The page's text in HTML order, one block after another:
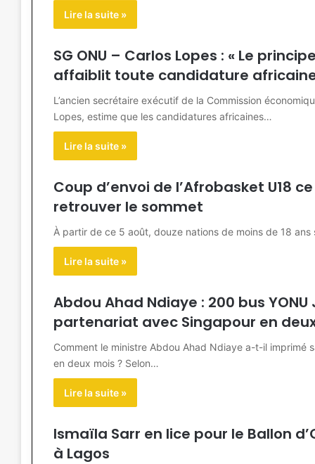
Lire la suite »
SG ONU – Carlos Lopes : « Le
affaiblit toute candidature
L’ancien secrétaire exécutif de la Commission
Lopes, estime que les candidatures africaines…
Lire la suite »
Coup d’envoi de l’Afrobasket U18
retrouver le sommet
À partir de ce 5 août, douze nations de moins de 18
Lire la suite »
Abdou Ahad Ndiaye : 200 bus
partenariat avec Singapour en
Comment le ministre Abdou Ahad Ndiaye a-t-il imprimé
en deux mois ? Selon…
Lire la suite »
Ismaïla Sarr en lice pour le Ballon
à Lagos